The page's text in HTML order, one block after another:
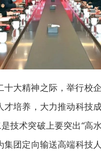
大精神之际，举行校
培养，大力推动科技
技术突破上要突出“高
团定向输送高端科技